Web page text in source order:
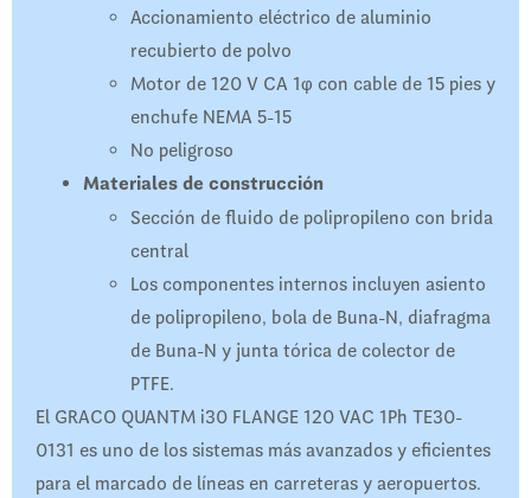
Accionamiento eléctrico de aluminio
recubierto de polvo
Motor de 120 V CA 1φ con cable de 15 pies y
enchufe NEMA 5-15
No peligroso
Materiales de construcción
Sección de fluido de polipropileno con brida
central
Los componentes internos incluyen asiento
de polipropileno, bola de Buna-N, diafragma
de Buna-N y junta tórica de colector de
PTFE.
El GRACO QUANTM i30 FLANGE 120 VAC 1Ph TE30-
0131 es uno de los sistemas más avanzados y eficientes
para el marcado de líneas en carreteras y aeropuertos.